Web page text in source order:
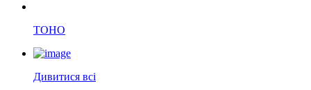
TOHO
Дивитися всі